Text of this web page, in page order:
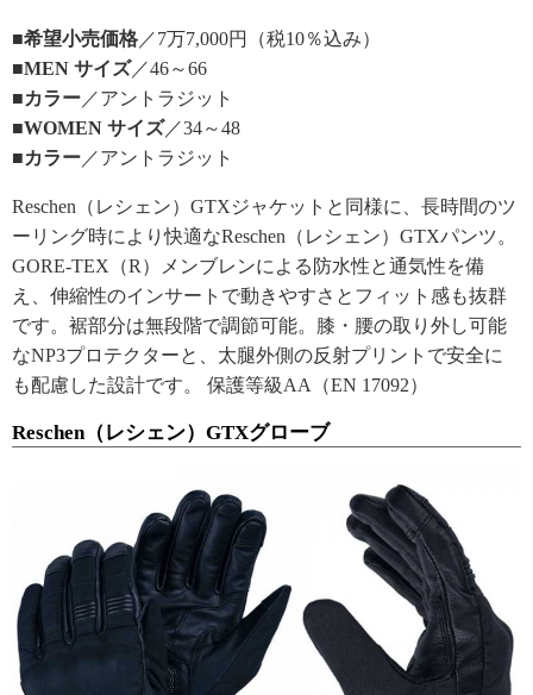
■希望小売価格／7万7,000円（税10％込み）
■MEN サイズ／46～66
■カラー／アントラジット
■WOMEN サイズ／34～48
■カラー／アントラジット
Reschen（レシェン）GTXジャケットと同様に、長時間のツ
ーリング時により快適なReschen（レシェン）GTXパンツ。
GORE-TEX（R）メンブレンによる防水性と通気性を備
え、伸縮性のインサートで動きやすさとフィット感も抜群
です。裾部分は無段階で調節可能。膝・腰の取り外し可能
なNP3プロテクターと、太腿外側の反射プリントで安全に
も配慮した設計です。 保護等級AA（EN 17092）
Reschen（レシェン）GTXグローブ